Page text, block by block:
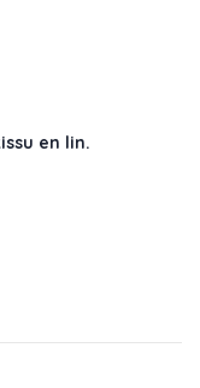
en lin.